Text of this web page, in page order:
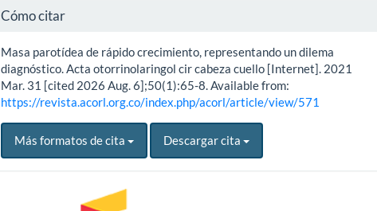
Cómo citar
Masa parotídea de rápido crecimiento, representando un dilema
diagnóstico. Acta otorrinolaringol cir cabeza cuello [Internet]. 2021
Mar. 31 [cited 2026 Aug. 6];50(1):65-8. Available from:
https://revista.acorl.org.co/index.php/acorl/article/view/571
Más formatos de cita Descargar cita